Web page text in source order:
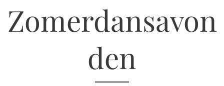
Zomerdansavon
den